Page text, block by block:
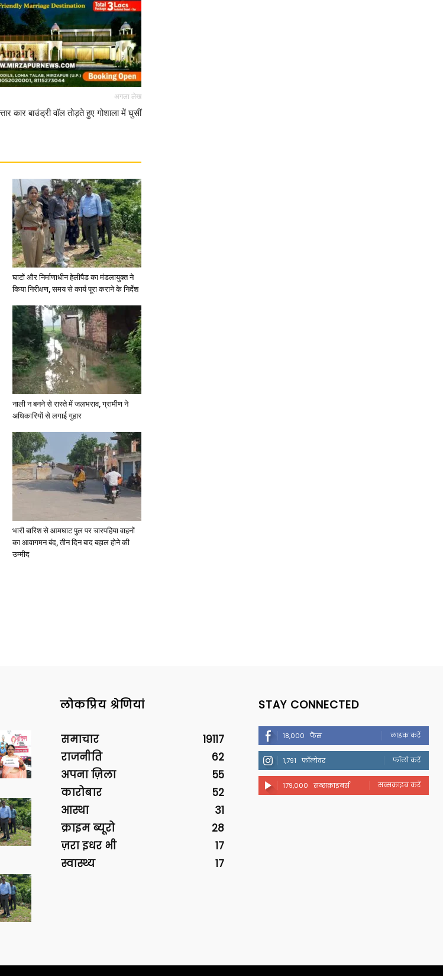
अगला लेख
कार बाउंड्री वॉल तोड़ते हुए गोशाला में घुसीं
घाटों और निर्माणाधीन हेलीपैड का मंडलायुक्त ने
किया निरीक्षण, समय से कार्य पूरा कराने के निर्देश
नाली न बनने से रास्ते में जलभराव, ग्रामीण ने
अधिकारियों से लगाई गुहार
भारी बारिश से आमघाट पुल पर चारपहिया वाहनों
का आवागमन बंद, तीन दिन बाद बहाल होने की
उम्मीद
लोकप्रिय श्रेणियां
समाचार
19117
राजनीति
62
अपना ज़िला
55
कारोबार
52
आस्था
31
क्राइम ब्यूरो
28
ज़रा इधर भी
17
स्वास्थ्य
17
STAY CONNECTED
18,000 फैंस लाइक करें
1,791 फॉलोवर फॉलो करें
179,000 सब्सक्राइबर्स सब्सक्राइब करें